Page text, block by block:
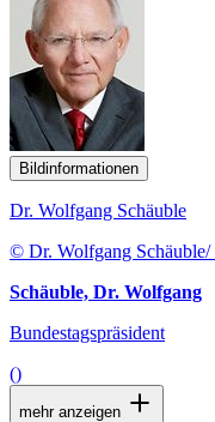
Bildinformationen
Dr. Wolfgang Schäuble
© Dr. Wolfgang Schäuble/
Schäuble, Dr. Wolfgang
Bundestagspräsident
()
mehr anzeigen